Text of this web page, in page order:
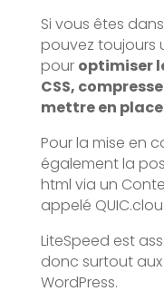
Si vous êtes
pouvez toujours
pour optimiser
CSS,
mettre en
Pour la mise en
également la
html via un
appelé
LiteSpeed est
donc surtout
WordPress.